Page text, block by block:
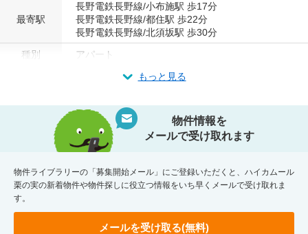
最寄駅
長野電鉄長野線/小布施駅 歩17分
長野電鉄長野線/都住駅 歩22分
長野電鉄長野線/北須坂駅 歩30分
種別
アパート
もっと見る
物件情報を
メールで受け取れます
物件ライブラリーの「募集開始メール」にご登録いただくと、ハイカムール
栗の実の新着物件や物件探しに役立つ情報をいち早くメールで受け取れま
す。
メールを受け取る(無料)